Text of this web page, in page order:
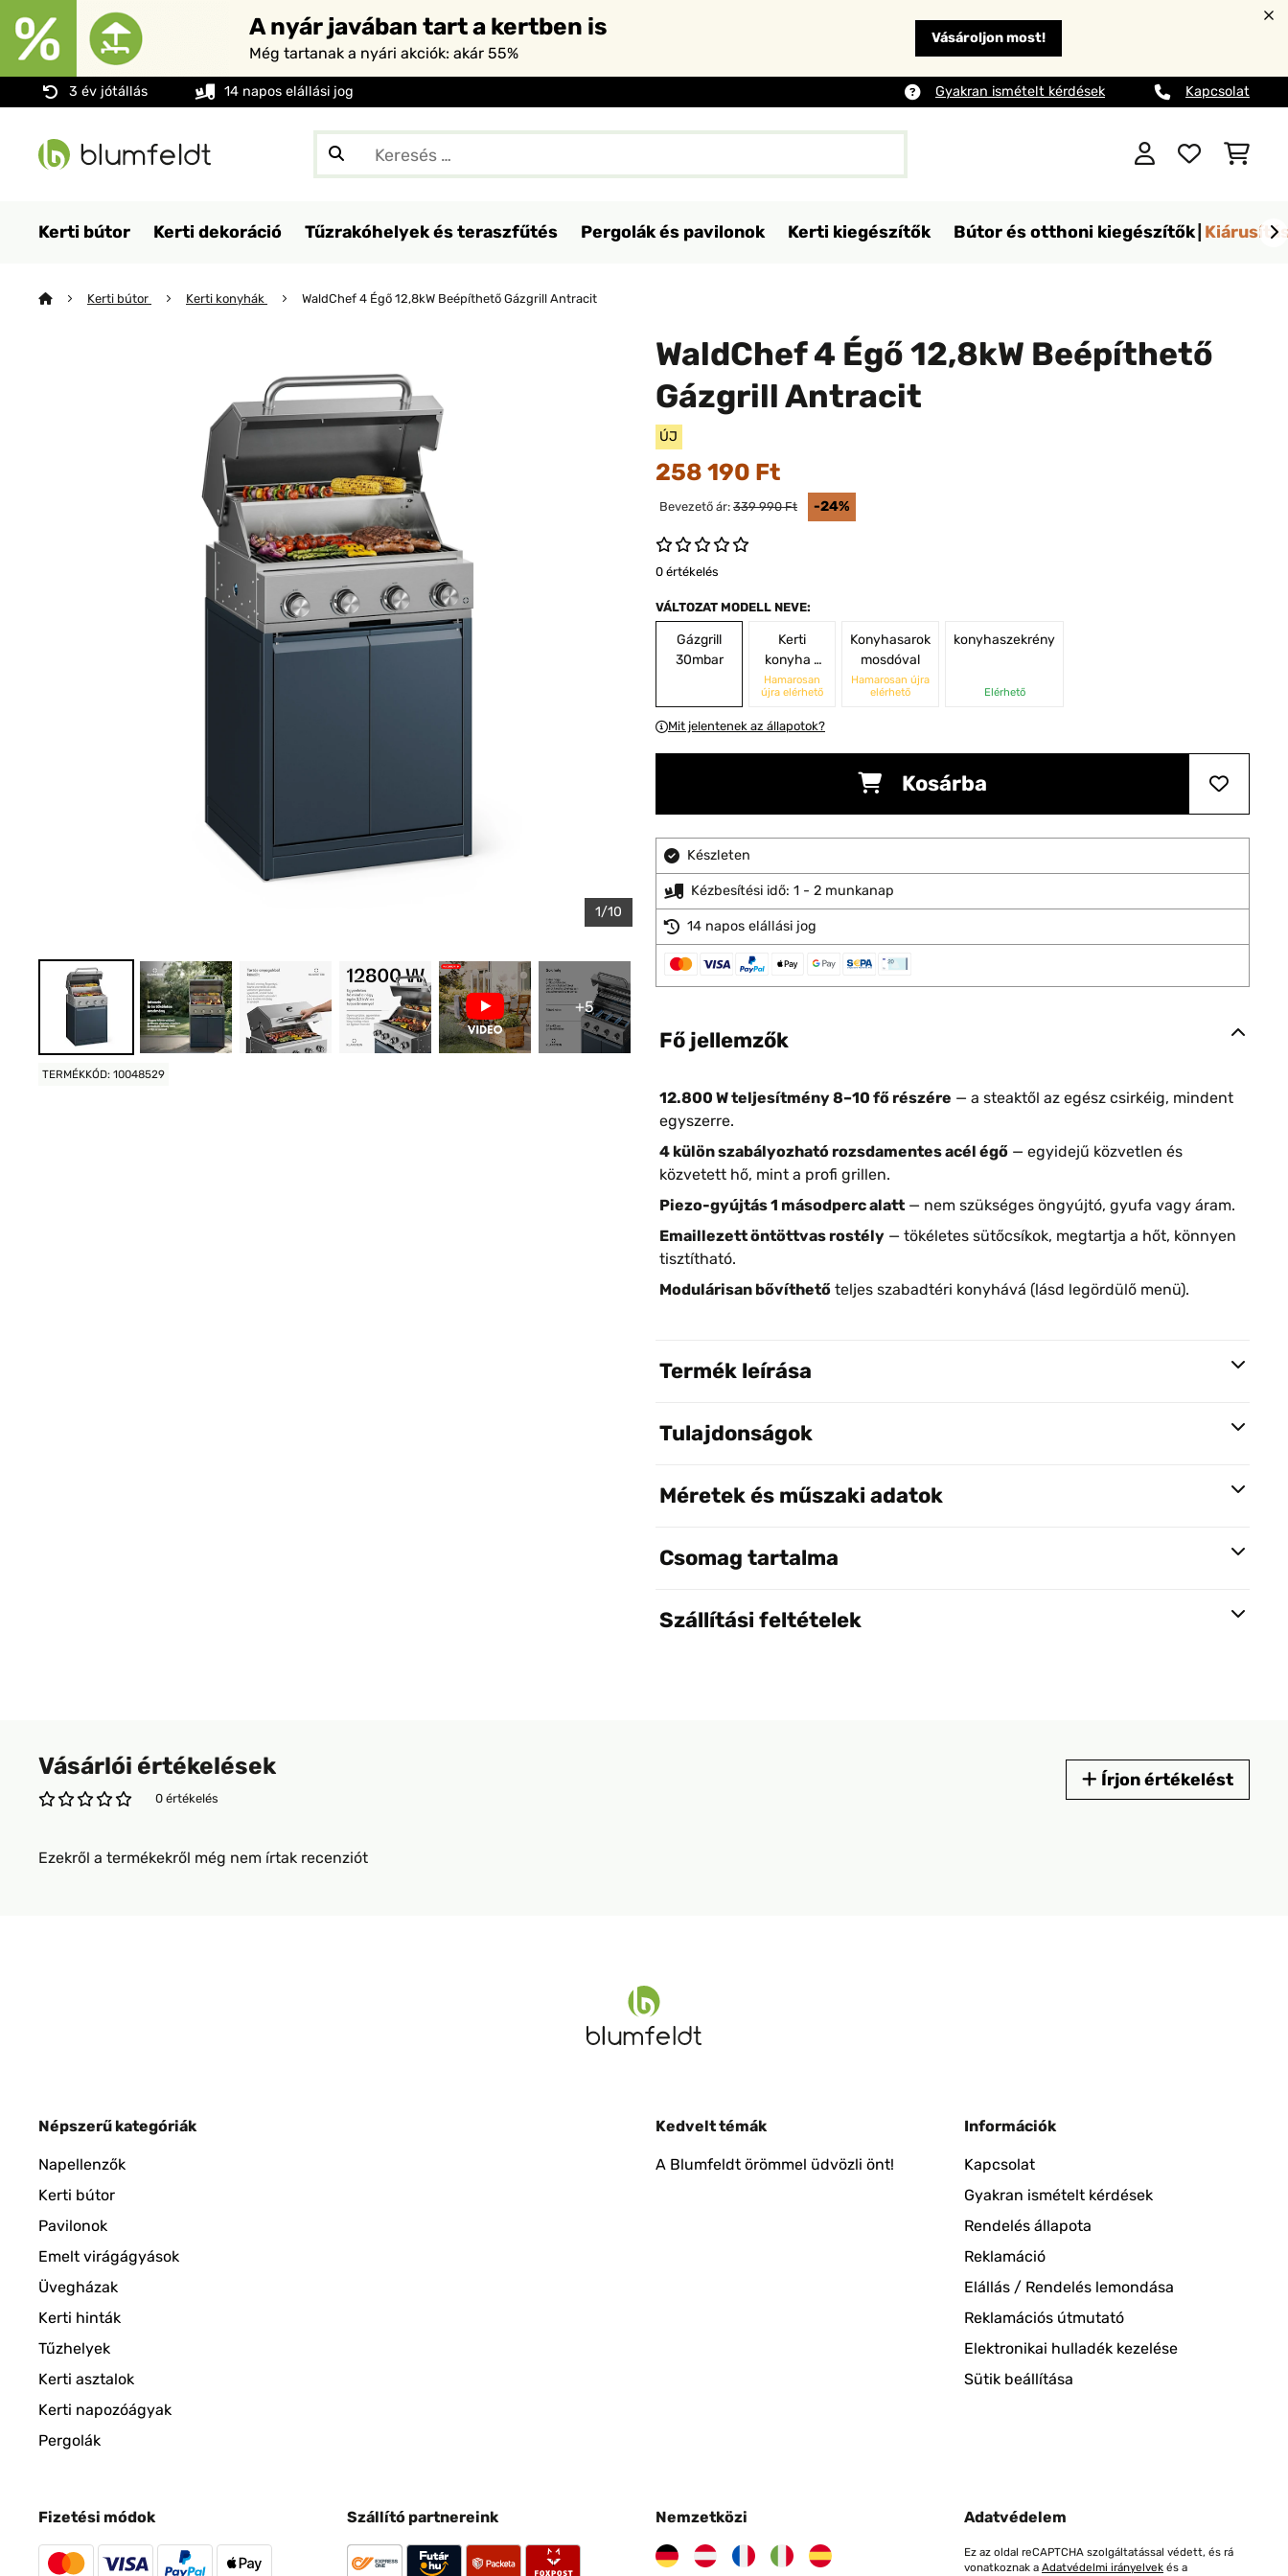
A nyár javában tart a kertben is
Még tartanak a nyári akciók: akár 55%
Vásároljon most!
3 év jótállás 14 napos elállási jog Gyakran ismételt kérdések Kapcsolat
Kerti bútor Kerti dekoráció Tűzrakóhelyek és teraszfűtés Pergolák és pavilonok Kerti kiegészítők Bútor és otthoni kiegészítők
Kerti bútor Kerti konyhák WaldChef 4 Égő 12,8kW Beépíthető Gázgrill Antracit
1/10
+5
TERMÉKKÓD: 10048529
WaldChef 4 Égő 12,8kW Beépíthető
Gázgrill Antracit
ÚJ
258 190 Ft
Bevezető ár: 339 990 Ft -24%
0 értékelés
VÁLTOZAT MODELL NEVE:
Gázgrill
30mbar
Kerti
konyha -
30 mbar
Hamarosan
újra elérhető
Konyhasarok
mosdóval
Hamarosan újra
elérhető
konyhaszekrény
Elérhető
Mit jelentenek az állapotok?
Kosárba
Készleten
Kézbesítési idő: 1 - 2 munkanap
14 napos elállási jog
Fő jellemzők
12.800 W teljesítmény 8–10 fő részére — a steaktől az egész csirkéig, mindent
egyszerre.
4 külön szabályozható rozsdamentes acél égő — egyidejű közvetlen és
közvetett hő, mint a profi grillen.
Piezo-gyújtás 1 másodperc alatt — nem szükséges öngyújtó, gyufa vagy áram.
Emaillezett öntöttvas rostély — tökéletes sütőcsíkok, megtartja a hőt, könnyen
tisztítható.
Modulárisan bővíthető teljes szabadtéri konyhává (lásd legördülő menü).
Termék leírása
Tulajdonságok
Méretek és műszaki adatok
Csomag tartalma
Szállítási feltételek
Vásárlói értékelések
0 értékelés
Írjon értékelést
Ezekről a termékekről még nem írtak recenziót
Népszerű kategóriák
Napellenzők
Kerti bútor
Pavilonok
Emelt virágágyások
Üvegházak
Kerti hinták
Tűzhelyek
Kerti asztalok
Kerti napozóágyak
Pergolák
Kedvelt témák
A Blumfeldt örömmel üdvözli önt!
Információk
Kapcsolat
Gyakran ismételt kérdések
Rendelés állapota
Reklamáció
Elállás / Rendelés lemondása
Reklamációs útmutató
Elektronikai hulladék kezelése
Sütik beállítása
Fizetési módok Szállító partnereink Nemzetközi Adatvédelem
Ez az oldal reCAPTCHA szolgáltatással védett, és rá
vonatkoznak a Adatvédelmi irányelvek és a